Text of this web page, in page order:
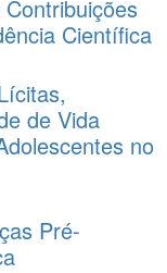
Científica
de Vida
no
Pré-